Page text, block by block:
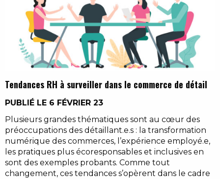
Tendances RH à surveiller dans le commerce de détail
PUBLIÉ LE 6 FÉVRIER 23
Plusieurs grandes thématiques sont au cœur des
préoccupations des détaillant.e.s : la transformation
numérique des commerces, l’expérience employé.e,
les pratiques plus écoresponsables et inclusives en
sont des exemples probants. Comme tout
changement, ces tendances s’opèrent dans le cadre